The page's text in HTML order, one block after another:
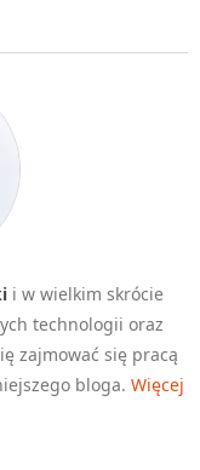
i w wielkim skrócie
technologii oraz
zajmować się pracą
bloga. Więcej